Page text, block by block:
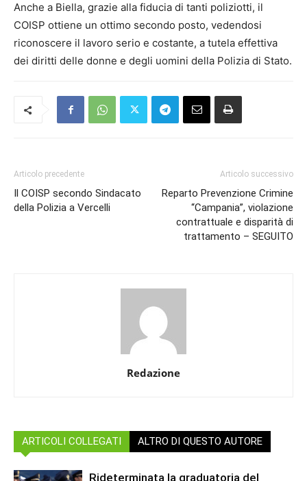
Anche a Biella, grazie alla fiducia di tanti poliziotti, il
COISP ottiene un ottimo secondo posto, vedendosi
riconoscere il lavoro serio e costante, a tutela effettiva
dei diritti delle donne e degli uomini della Polizia di Stato.
Articolo precedente
Il COISP secondo Sindacato
della Polizia a Vercelli
Articolo successivo
Reparto Prevenzione Crimine
“Campania”, violazione
contrattuale e disparità di
trattamento – SEGUITO
Redazione
ARTICOLI COLLEGATI ALTRO DI QUESTO AUTORE
Rideterminata la graduatoria del